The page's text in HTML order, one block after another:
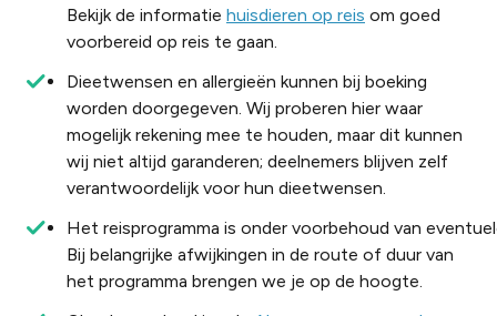
Bekijk de informatie huisdieren op reis om goed
voorbereid op reis te gaan.
Dieetwensen en allergieën kunnen bij boeking
worden doorgegeven. Wij proberen hier waar
mogelijk rekening mee te houden, maar dit kunnen
wij niet altijd garanderen; deelnemers blijven zelf
verantwoordelijk voor hun dieetwensen.
Het reisprogramma is onder voorbehoud van
Bij belangrijke afwijkingen in de route of duur van
het programma brengen we je op de hoogte.​